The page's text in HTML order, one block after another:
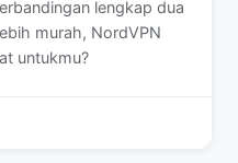
lengkap dua
murah, NordVPN
untukmu?